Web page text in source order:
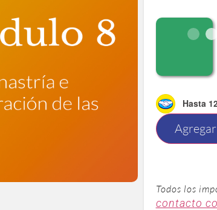
Hasta
Todos los
contacto